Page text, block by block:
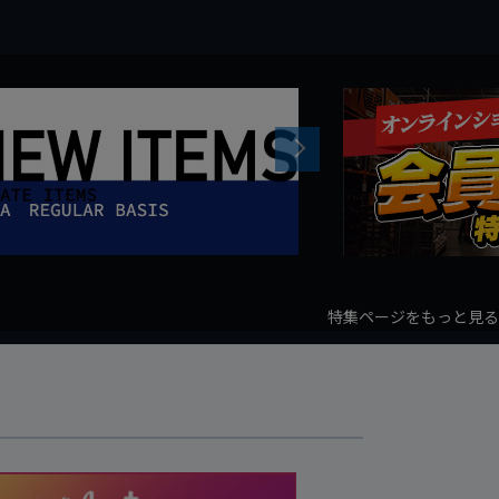
Next
特集ページをもっと見る